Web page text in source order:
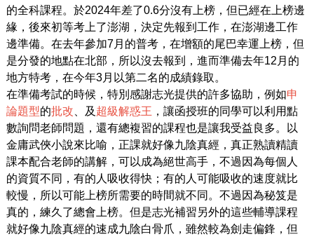
的全科課程。於2024年差了0.6分沒有上榜，但已經在上榜邊
緣，後來初等考上了澎湖，決定先報到工作，在澎湖邊工作
邊準備。在去年參加7月的普考，在增額的尾巴幸運上榜，但
是分發的地點在北部，所以沒去報到，進而準備去年12月的
地方特考，在今年3月以第二名的成績錄取。
在準備考試的時候，特別感謝志光提供的許多協助，例如申
論題型的批改 、及 超級解惑王 ，讓函授班的同學可以利用點
數詢問老師問題，還有總複習的課程也是讓我受益良多。以
金庸武俠小說來比喻，正課就好像九陰真經，真正熟讀精讀
課本配合老師的講解，可以成為絕世高手，不過因為每個人
的資質不同，有的人吸收得快；有的人可能吸收的速度就比
較慢，所以可能上榜所需要的時間就不同。不過因為秘笈是
真的，練久了總會上榜。但是志光補習另外的這些輔導課程
就好像九陰真經的速成九陰白骨爪，雖然較為劍走偏鋒，但